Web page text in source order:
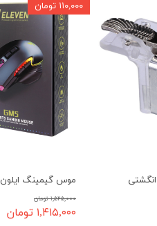
موس گیمینگ ایلون GM5
۱,۵۲۵,۰۰۰ تومان
۱,۴۱۵,۰۰۰ تومان
۱۱۰,۰۰۰ تومان